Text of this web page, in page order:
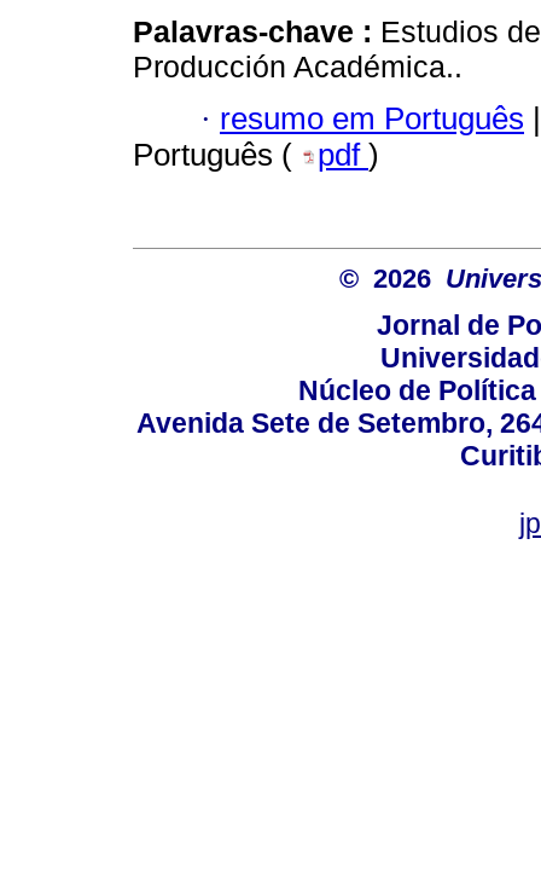
Palavras-chave : Estudios
Producción Académica..
· resumo em Português |
Português (
pdf )
© 2026
Jornal de
Núcleo de
Avenida Sete de Setembro,